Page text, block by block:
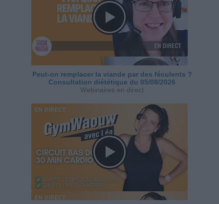
Peut-on remplacer la viande par des féculents ?
Consultation diététique du 05/08/2026
Webinaires en direct